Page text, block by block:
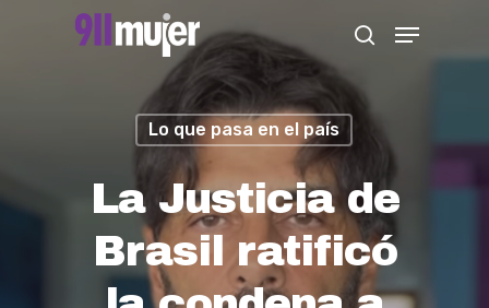
search
Menu
Lo que pasa en el país
La Justicia de
Brasil ratificó